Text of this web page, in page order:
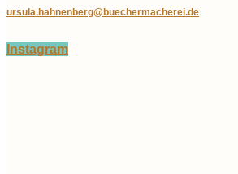
ursula.hahnenberg@buechermacherei.de
Instagram